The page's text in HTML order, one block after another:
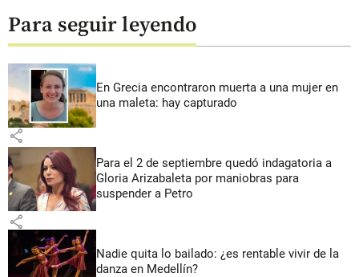
Para seguir leyendo
En Grecia encontraron muerta a una mujer en
una maleta: hay capturado
share
Para el 2 de septiembre quedó indagatoria a
Gloria Arizabaleta por maniobras para
suspender a Petro
share
Nadie quita lo bailado: ¿es rentable vivir de la
danza en Medellín?